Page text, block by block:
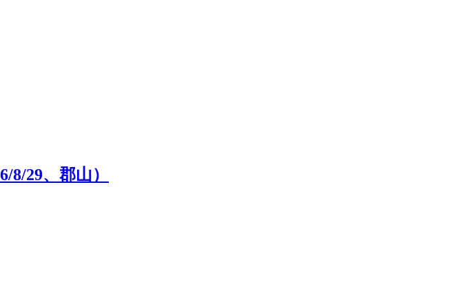
29、郡山）